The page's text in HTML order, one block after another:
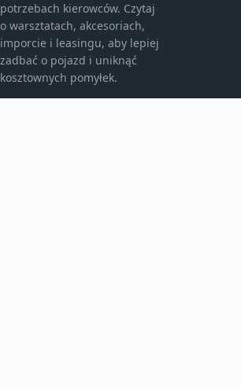
potrzebach kierowców. Czytaj
o warsztatach, akcesoriach,
imporcie i leasingu, aby lepiej
zadbać o pojazd i uniknąć
kosztownych pomyłek.